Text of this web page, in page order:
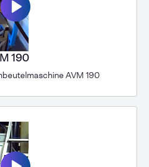
190
AVM 190